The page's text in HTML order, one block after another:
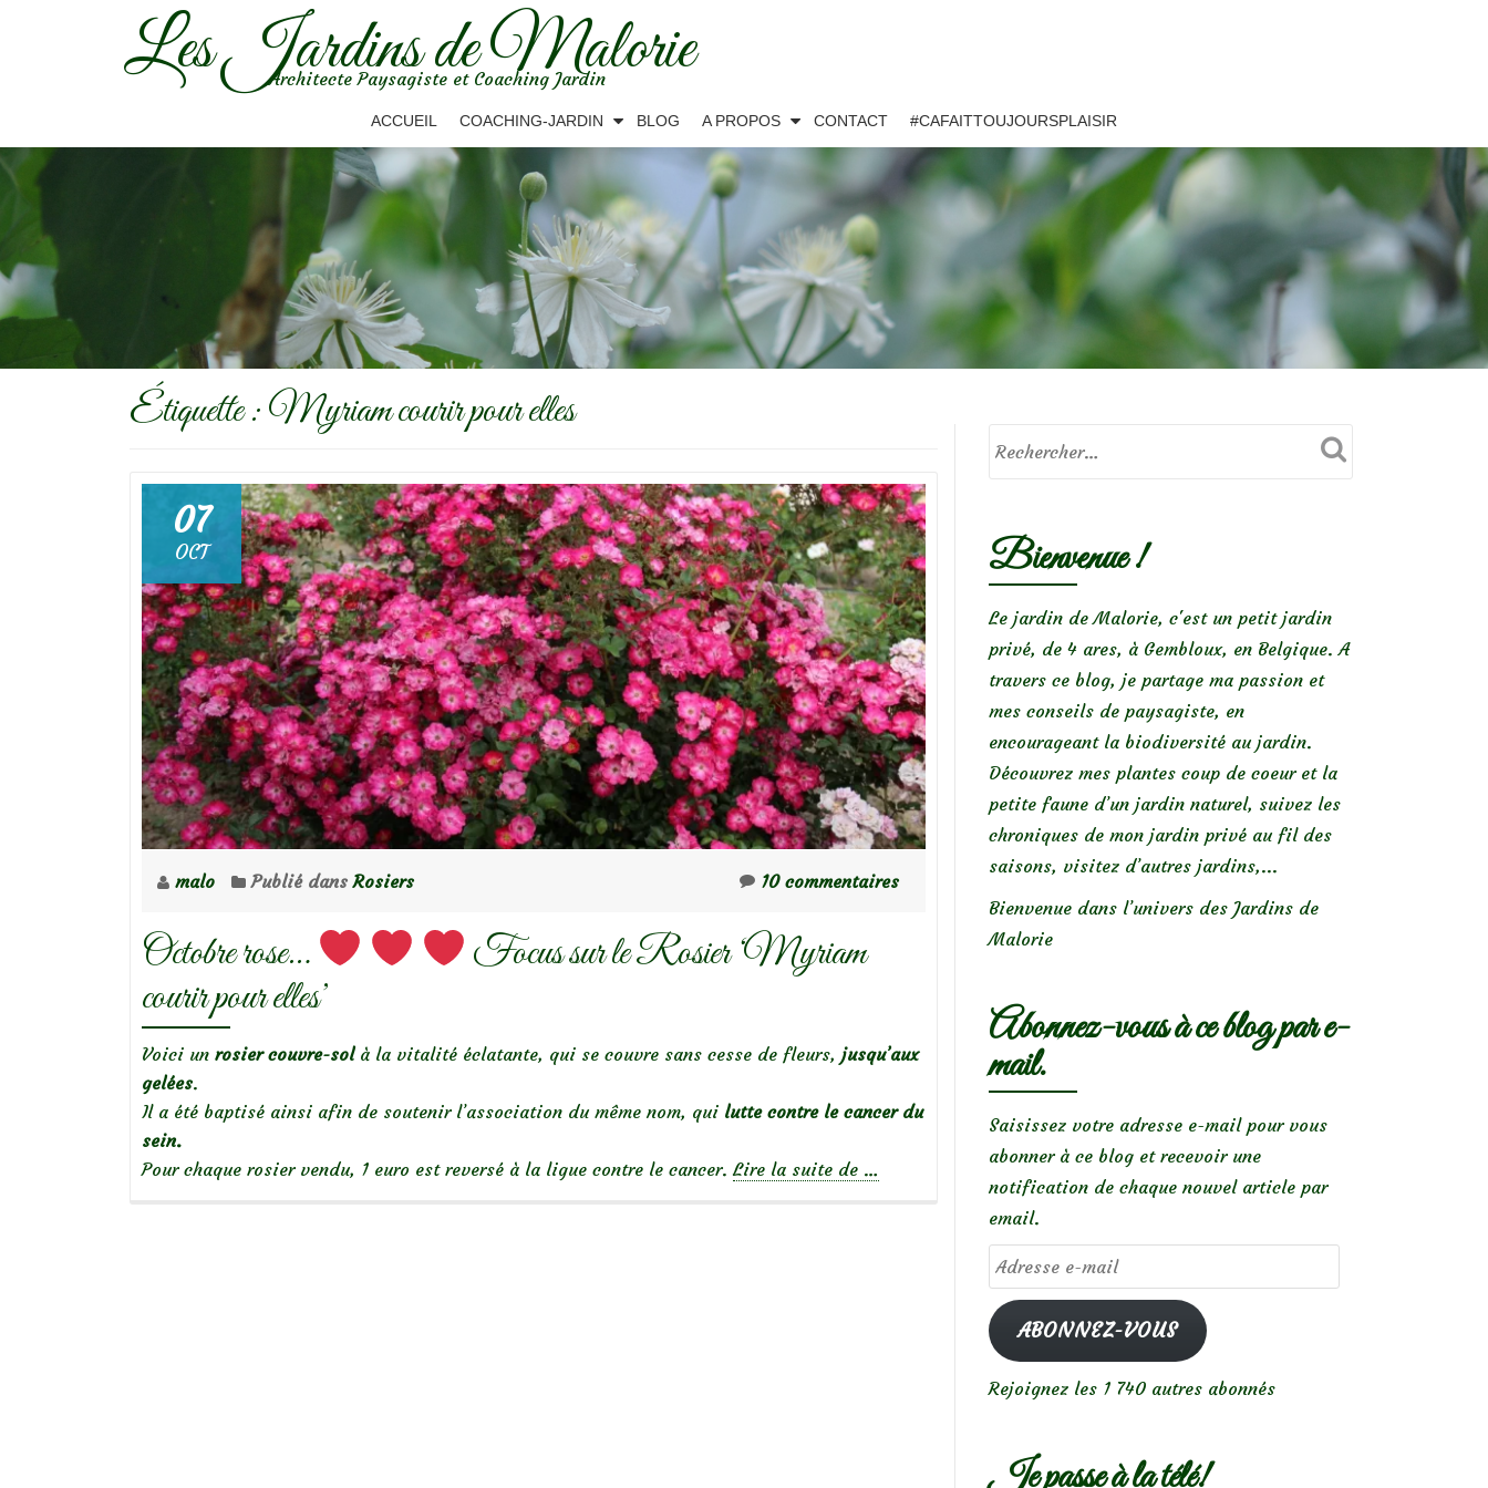
Les Jardins de Malorie
Architecte Paysagiste et Coaching Jardin
ACCUEIL COACHING-JARDIN BLOG A PROPOS CONTACT #CAFAITTOUJOURSPLAISIR
Étiquette :Myriam courir pour elles
07
OCT
malo Publié dansRosiers 10 commentaires
Octobre rose…
Focus sur le Rosier ‘Myriam
courir pour elles’
Voici un rosier couvre-solà la vitalité éclatante, qui se couvre sans cesse de fleurs, jusqu’aux
gelées.
Il a été baptisé ainsi afin de soutenir l’association du même nom, qui lutte contre le cancer du
sein.
Pour chaque rosier vendu, 1 euro est reversé à la ligue contre le cancer. Lire la suite de à
…
Bienvenue !
Le jardin de Malorie, c'est un petit jardin
privé, de 4 ares, à Gembloux, en Belgique. A
travers ce blog, je partage ma passion et
mes conseils de paysagiste, en
encourageant la biodiversité au jardin.
Découvrez mes plantes coup de coeur et la
petite faune d’un jardin naturel, suivez les
chroniques de mon jardin privé au fil des
saisons, visitez d’autres jardins,...
Bienvenue dans l’univers des Jardins de
Malorie
Abonnez-vous à ce blog par e-
mail.
Saisissez votre adresse e-mail pour vous
abonner à ce blog et recevoir une
notification de chaque nouvel article par
email.
Adresse
e-
mailABONNEZ-VOUS
Rejoignez les 1 740 autres abonnés
Je passe à la télé!